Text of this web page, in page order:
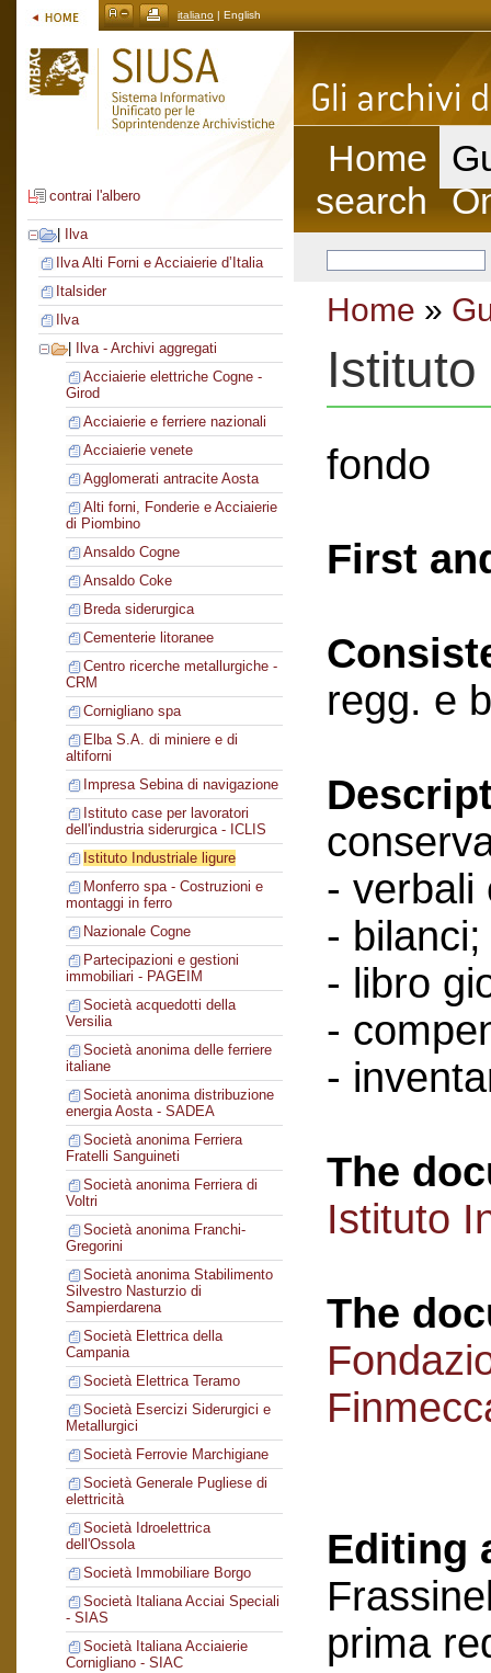
italiano | English
contrai l'albero
Ilva
Ilva Alti Forni e Acciaierie d’Italia
Italsider
Ilva
Ilva - Archivi aggregati
Acciaierie elettriche Cogne -
Girod
Acciaierie e ferriere nazionali
Acciaierie venete
Agglomerati antracite Aosta
Alti forni, Fonderie e Acciaierie
di Piombino
Ansaldo Cogne
Ansaldo Coke
Breda siderurgica
Cementerie litoranee
Centro ricerche metallurgiche -
CRM
Cornigliano spa
Elba S.A. di miniere e di
altiforni
Impresa Sebina di navigazione
Istituto case per lavoratori
dell'industria siderurgica - ICLIS
Istituto Industriale ligure
Monferro spa - Costruzioni e
montaggi in ferro
Nazionale Cogne
Partecipazioni e gestioni
immobiliari - PAGEIM
Società acquedotti della
Versilia
Società anonima delle ferriere
italiane
Società anonima distribuzione
energia Aosta - SADEA
Società anonima Ferriera
Fratelli Sanguineti
Società anonima Ferriera di
Voltri
Società anonima Franchi-
Gregorini
Società anonima Stabilimento
Silvestro Nasturzio di
Sampierdarena
Società Elettrica della
Campania
Società Elettrica Teramo
Società Esercizi Siderurgici e
Metallurgici
Società Ferrovie Marchigiane
Società Generale Pugliese di
elettricità
Società Idroelettrica
dell'Ossola
Società Immobiliare Borgo
Società Italiana Acciai Speciali
- SIAS
Società Italiana Acciaierie
Cornigliano - SIAC
Home
search
Home »
fondo
First
regg. e
- verbali
- bilanci;
- libro
-
-
The
Istituto
The
Editing
prima